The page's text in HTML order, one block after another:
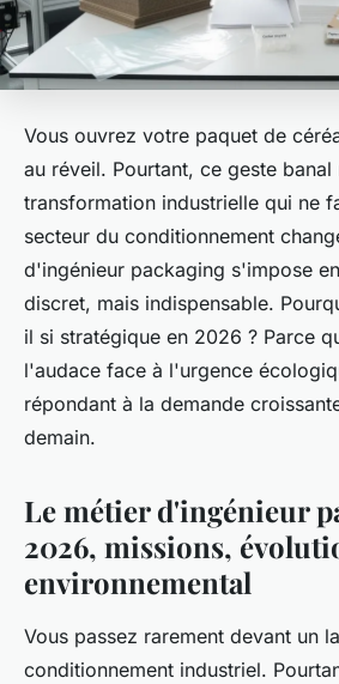
Vous ouvrez votre paquet de
au réveil. Pourtant, ce geste banal
transformation industrielle qui ne
secteur du conditionnement
d'ingénieur packaging s'impose
discret, mais indispensable.
il si stratégique en 2026 ? Parce
l'audace face à l'urgence
répondant à la demande
demain.
Le métier d'ingénieur
2026, missions,
environnemental
Vous passez rarement devant un
conditionnement industriel.